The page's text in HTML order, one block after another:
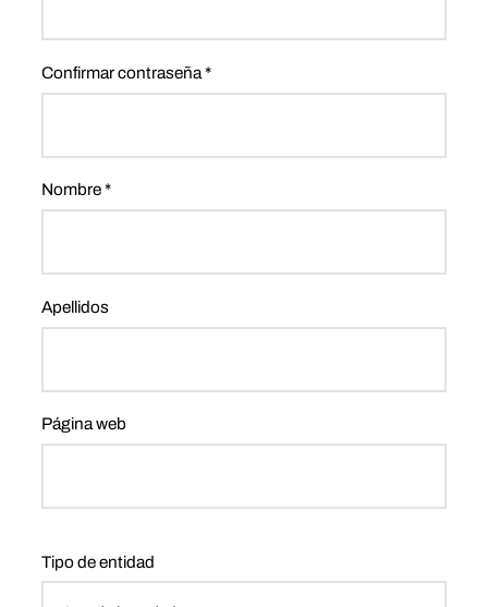
Confirmar contraseña *
Nombre *
Apellidos
Página web
Tipo de entidad